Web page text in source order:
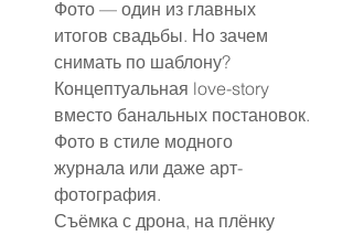
Фото — один из главных
итогов свадьбы. Но зачем
снимать по шаблону?
Концептуальная love-story
вместо банальных постановок.
Фото в стиле модного
журнала или даже арт-
фотография.
Съёмка с дрона, на плёнку